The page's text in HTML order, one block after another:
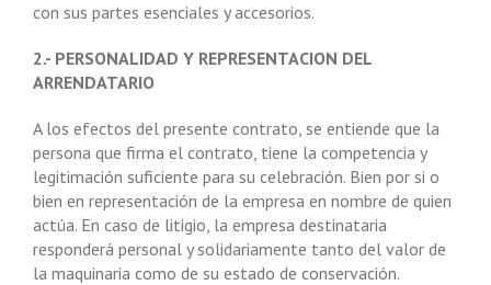
con sus partes esenciales y accesorios.
2.- PERSONALIDAD Y REPRESENTACION DEL
ARRENDATARIO
A los efectos del presente contrato, se entiende que la
persona que firma el contrato, tiene la competencia y
legitimación suficiente para su celebración. Bien por si o
bien en representación de la empresa en nombre de quien
actúa. En caso de litigio, la empresa destinataria
responderá personal y solidariamente tanto del valor de
la maquinaria como de su estado de conservación.